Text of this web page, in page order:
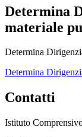
Determina
materiale
Determina
Determina
Contatti
Istituto